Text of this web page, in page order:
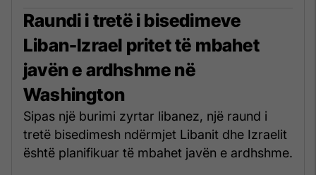
Raundi i tretë i bisedimeve
Liban-Izrael pritet të mbahet
javën e ardhshme në
Washington
Sipas një burimi zyrtar libanez, një raund i
tretë bisedimesh ndërmjet Libanit dhe Izraelit
është planifikuar të mbahet javën e ardhshme.